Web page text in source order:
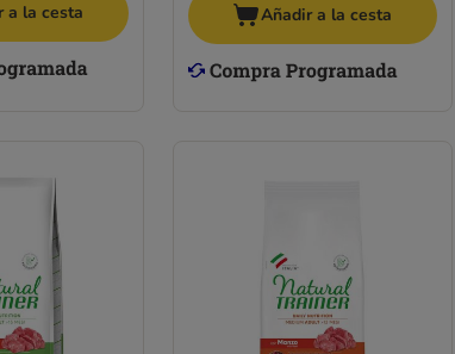
a la cesta Añadir a la cesta